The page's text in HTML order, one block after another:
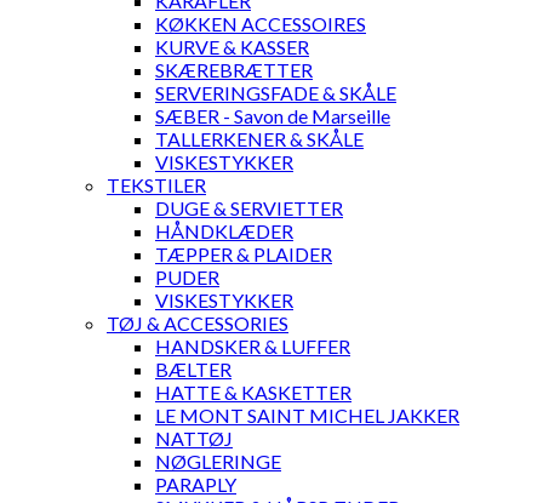
KØKKEN ACCESSOIRES
KURVE & KASSER
SKÆREBRÆTTER
SERVERINGSFADE & SKÅLE
SÆBER - Savon de Marseille
TALLERKENER & SKÅLE
VISKESTYKKER
TEKSTILER
DUGE & SERVIETTER
HÅNDKLÆDER
TÆPPER & PLAIDER
PUDER
VISKESTYKKER
TØJ & ACCESSORIES
HANDSKER & LUFFER
BÆLTER
HATTE & KASKETTER
LE MONT SAINT MICHEL JAKKER
NATTØJ
NØGLERINGE
PARAPLY